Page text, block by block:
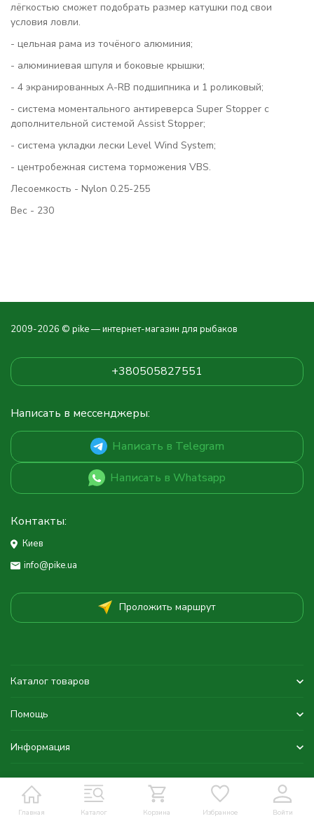
лёгкостью сможет подобрать размер катушки под свои
условия ловли.
- цельная рама из точёного алюминия;
- алюминиевая шпуля и боковые крышки;
- 4 экранированных A-RB подшипника и 1 роликовый;
- система моментального антиреверса Super Stopper с
дополнительной системой Assist Stopper;
- система укладки лески Level Wind System;
- центробежная система торможения VBS.
Лесоемкость - Nylon 0.25-255
Вес - 230
Главная Каталог Корзина Избранное Войти
2009-2026 © pike — интернет-магазин для рыбаков
+380505827551
Написать в мессенджеры:
Написать в Telegram
Написать в Whatsapp
Контакты:
Киев
info@pike.ua
Проложить маршрут
Каталог товаров
Помощь
Информация